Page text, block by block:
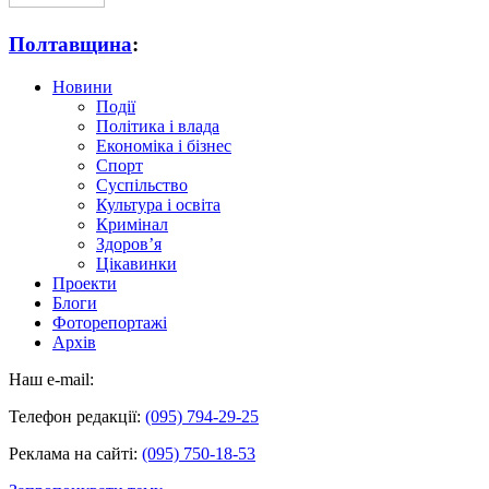
Полтавщина:
Новини
Події
Політика і влада
Економіка і бізнес
Спорт
Суспільство
Культура і освіта
Кримінал
Здоров’я
Цікавинки
Проекти
Блоги
Фоторепортажі
Архів
Наш e-mail:
Телефон редакції: (095) 794-29-25
Реклама на сайті: (095) 750-18-53